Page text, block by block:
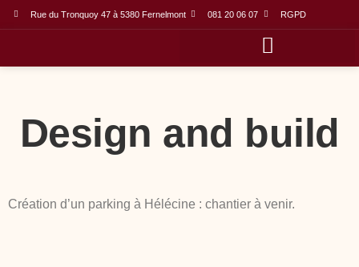
Rue du Tronquoy 47 à 5380 Fernelmont 081 20 06 07 RGPD
Design and build
Création d’un parking à Hélécine : chantier à venir.